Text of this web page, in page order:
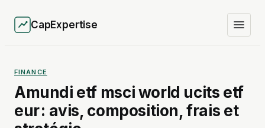
CapExpertise
FINANCE
Amundi etf msci world ucits etf
eur : avis, composition, frais et